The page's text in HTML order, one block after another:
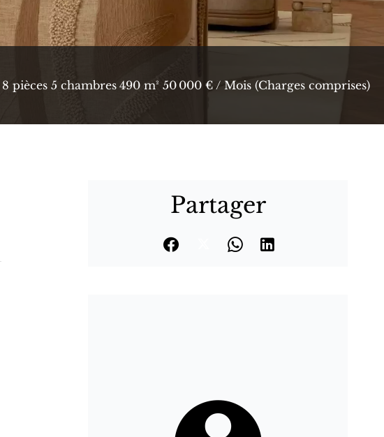
8 pièces 5 chambres 490 m² 50 000 € / Mois (Charges comprises)
Partager